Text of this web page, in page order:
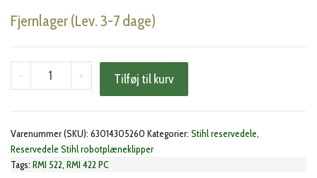
Fjernlager (Lev. 3-7 dage)
-
Stihl
C-
-
GPS
(6301
+ Tilføj til kurv
Varenummer (SKU): 63014305260 Kategorier: Stihl reservedele
Reservedele Stihl robotplæneklipper
Tags: RMI 522 RMI 422 PC